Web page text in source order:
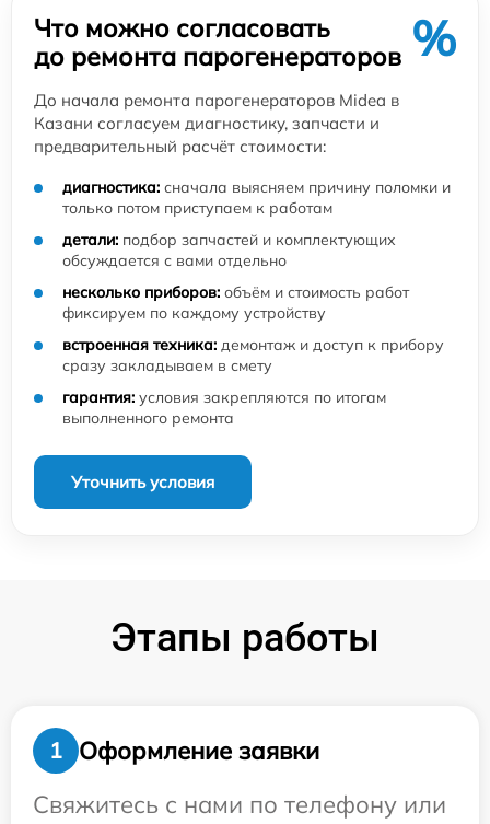
Что можно согласовать
до ремонта парогенераторов %
До начала ремонта парогенераторов Midea в
Казани согласуем диагностику, запчасти и
предварительный расчёт стоимости:
диагностика: сначала выясняем причину поломки и
только потом приступаем к работам
детали: подбор запчастей и комплектующих
обсуждается с вами отдельно
несколько приборов: объём и стоимость работ
фиксируем по каждому устройству
встроенная техника: демонтаж и доступ к прибору
сразу закладываем в смету
гарантия: условия закрепляются по итогам
выполненного ремонта
Уточнить условия
Этапы работы
1
Оформление заявки
Свяжитесь с нами по телефону или